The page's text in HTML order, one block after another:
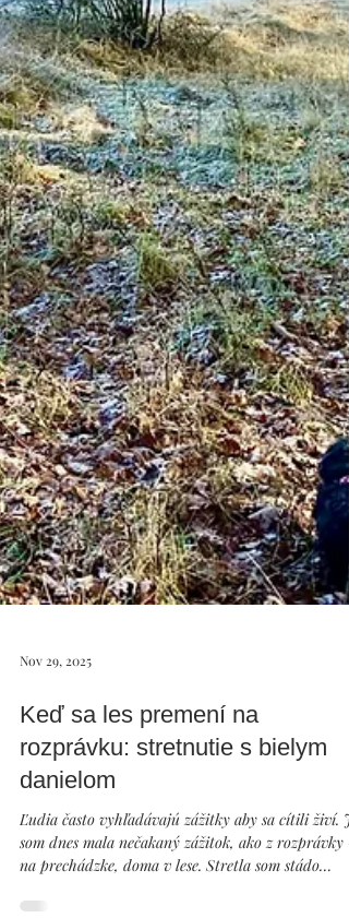
Nov 29, 2025
Keď sa les premení na
rozprávku: stretnutie s bielym